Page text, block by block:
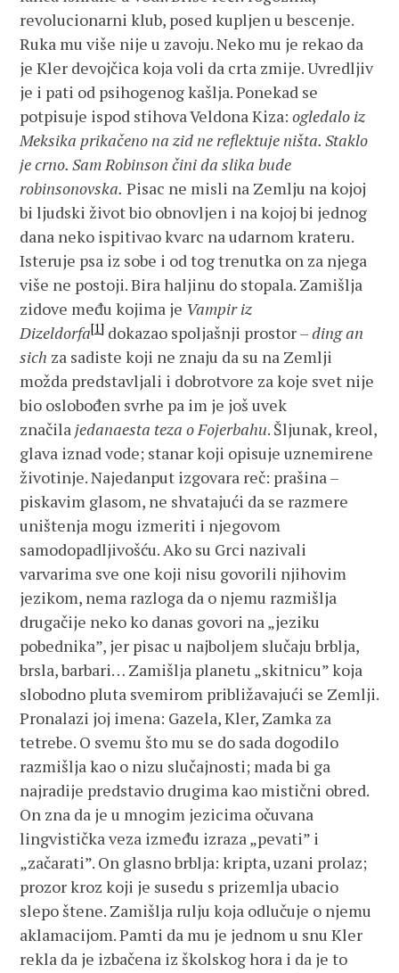
revolucionarni klub, posed kupljen u bescenje.
Ruka mu više nije u zavoju. Neko mu je rekao da
je Kler devojčica koja voli da crta zmije. Uvredljiv
je i pati od psihogenog kašlja. Ponekad se
potpisuje ispod stihova Veldona Kiza:ogledalo iz
Meksika prikačeno na zid ne reflektuje ništa. Staklo
je crno. Sam Robinson čini da slika bude
robinsonovska. Pisac ne misli na Zemlju na kojoj
bi ljudski život bio obnovljen i na kojoj bi jednog
dana neko ispitivao kvarc na udarnom krateru.
Isteruje psa iz sobe i od tog trenutka on za njega
više ne postoji. Bira haljinu do stopala. Zamišlja
zidove među kojima je Vampir iz
Dizeldorfa[1] dokazao spoljašnji prostor –ding an
sich za sadiste koji ne znaju da su na Zemlji
možda predstavljali i dobrotvore za koje svet nije
bio oslobođen svrhe pa im je još uvek
značilajedanaesta teza o Fojerbahu. Šljunak, kreol,
glava iznad vode; stanar koji opisuje uznemirene
životinje. Najedanput izgovara reč: prašina –
piskavim glasom, ne shvatajući da se razmere
uništenja mogu izmeriti i njegovom
samodopadljivošću. Ako su Grci nazivali
varvarima sve one koji nisu govorili njihovim
jezikom, nema razloga da o njemu razmišlja
drugačije neko ko danas govori na „jeziku
pobednika”, jer pisac u najboljem slučaju brblja,
brsla, barbari… Zamišlja planetu „skitnicu” koja
slobodno pluta svemirom približavajući se Zemlji.
Pronalazi joj imena: Gazela, Kler, Zamka za
tetrebe. O svemu što mu se do sada dogodilo
razmišlja kao o nizu slučajnosti; mada bi ga
najradije predstavio drugima kao mistični obred.
On zna da je u mnogim jezicima očuvana
lingvistička veza između izraza „pevati” i
„začarati”. On glasno brblja: kripta, uzani prolaz;
prozor kroz koji je susedu s prizemlja ubacio
slepo štene. Zamišlja rulju koja odlučuje o njemu
aklamacijom. Pamti da mu je jednom u snu Kler
rekla da je izbačena iz školskog hora i da je to